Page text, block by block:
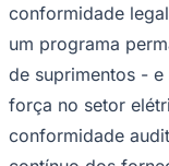
conformidade
um programa
de suprimentos -
força no setor
conformidade